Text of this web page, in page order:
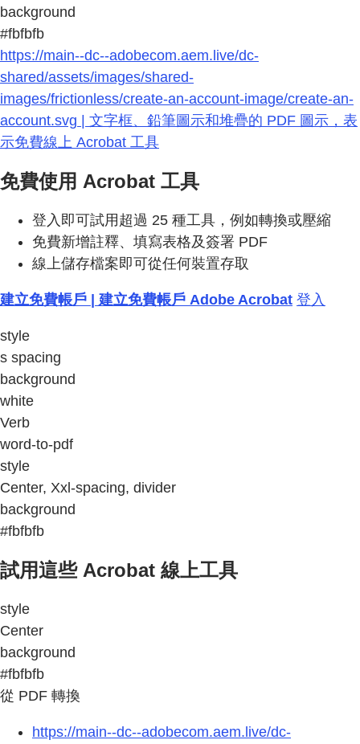
background
#fbfbfb
https://main--dc--adobecom.aem.live/dc-
shared/assets/images/shared-
images/frictionless/create-an-account-image/create-an-
account.svg | 文字框、鉛筆圖示和堆疊的 PDF 圖示，表
示免費線上 Acrobat 工具
免費使用 Acrobat 工具
登入即可試用超過 25 種工具，例如轉換或壓縮
免費新增註釋、填寫表格及簽署 PDF
線上儲存檔案即可從任何裝置存取
建立免費帳戶 | 建立免費帳戶 Adobe Acrobat 登入
style
s spacing
background
white
Verb
word-to-pdf
style
Center, Xxl-spacing, divider
background
#fbfbfb
試用這些 Acrobat 線上工具
style
Center
background
#fbfbfb
從 PDF 轉換
https://main--dc--adobecom.aem.live/dc-